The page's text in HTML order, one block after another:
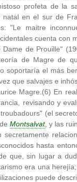
profeta de la
en el sur de
"Le maitre
cuenta con
de Prouille"
de Magre de
soportaría el más
que salvajes e
Magre.(6) En
revisando y
(el
Montsalvat, y las
hasta
que, sin lugar a
era una
puede